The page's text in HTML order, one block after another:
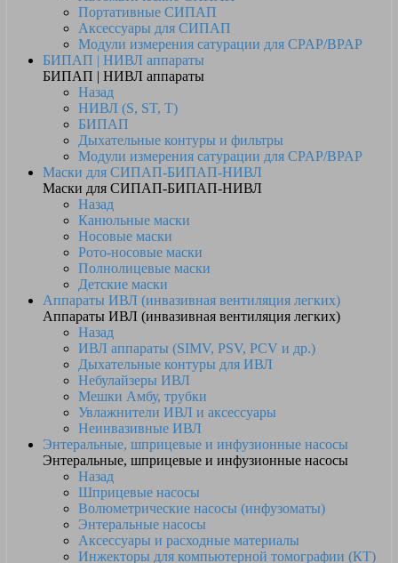
Портативные СИПАП
Аксессуары для СИПАП
Модули измерения сатурации для CPAP/BPAP
БИПАП | НИВЛ аппараты
БИПАП | НИВЛ аппараты
Назад
НИВЛ (S, ST, T)
БИПАП
Дыхательные контуры и фильтры
Модули измерения сатурации для CPAP/BPAP
Маски для СИПАП-БИПАП-НИВЛ
Маски для СИПАП-БИПАП-НИВЛ
Назад
Канюльные маски
Носовые маски
Рото-носовые маски
Полнолицевые маски
Детские маски
Аппараты ИВЛ (инвазивная вентиляция легких)
Аппараты ИВЛ (инвазивная вентиляция легких)
Назад
ИВЛ аппараты (SIMV, PSV, PCV и др.)
Дыхательные контуры для ИВЛ
Небулайзеры ИВЛ
Мешки Амбу, трубки
Увлажнители ИВЛ и аксессуары
Неинвазивные ИВЛ
Энтеральные, шприцевые и инфузионные насосы
Энтеральные, шприцевые и инфузионные насосы
Назад
Шприцевые насосы
Волюметрические насосы (инфузоматы)
Энтеральные насосы
Аксессуары и расходные материалы
Инжекторы для компьютерной томографии (КТ)